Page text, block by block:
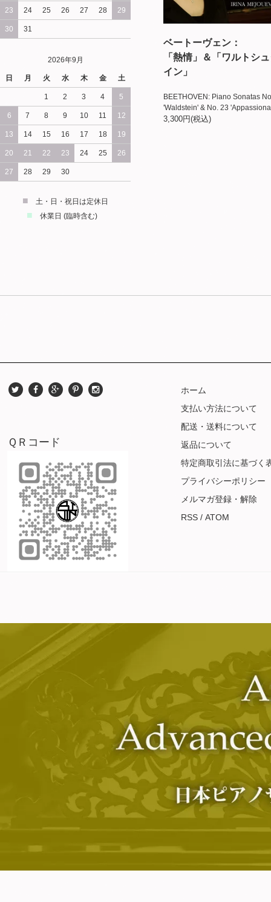
23 24 25 26 27 28 29
30 31
2026年9月
日 月 火 水 木 金 土
1 2 3 4 5
6 7 8 9 10 11 12
13 14 15 16 17 18 19
20 21 22 23 24 25 26
27 28 29 30
■ 土・日・祝日は定休日
■ 休業日 (臨時含む)
ベートーヴェン：
「熱情」＆「ワルトシ
イン」
BEETHOVEN: Piano Sonatas
'Waldstein' & No. 23
3,300円(税込)
ＱＲコード
ホーム
支払い方法について
配送・送料について
返品について
特定商取引法に基づく
プライバシーポリシー
メルマガ登録・解除
RSS / ATOM